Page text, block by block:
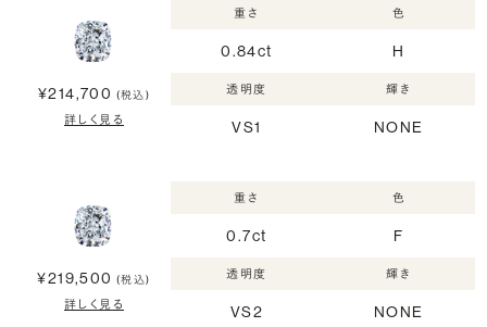
¥214,700 (税込)
詳しく見る
重さ
0.84ct
色
H
透明度
VS1
輝き
NONE
¥219,500 (税込)
詳しく見る
重さ
0.7ct
色
F
透明度
VS2
輝き
NONE